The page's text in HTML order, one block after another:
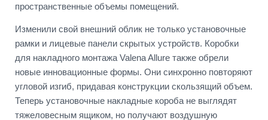
пространственные объемы помещений.
Изменили свой внешний облик не только установочные
рамки и лицевые панели скрытых устройств. Коробки
для накладного монтажа Valena Allure также обрели
новые инновационные формы. Они синхронно повторяют
угловой изгиб, придавая конструкции скользящий объем.
Теперь установочные накладные короба не выглядят
тяжеловесным ящиком, но получают воздушную